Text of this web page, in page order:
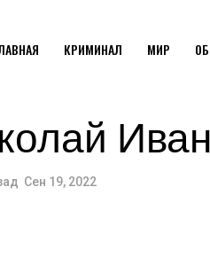
КРИМИНАЛ МИР
Сен 19, 2022